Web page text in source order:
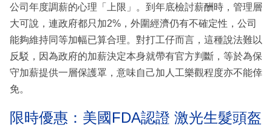
公司年度調薪的心理「上限」。到年底檢討薪酬時，管理層
大可說，連政府都只加2%，外圍經濟仍有不確定性，公司
能夠維持同等加幅已算合理。對打工仔而言，這種說法難以
反駁，因為政府的加薪決定本身就帶有官方判斷，等於為保
守加薪提供一層保護罩，意味自己加人工樂觀程度亦不能倖
免。
限時優惠：美國FDA認證 激光生髮頭盔